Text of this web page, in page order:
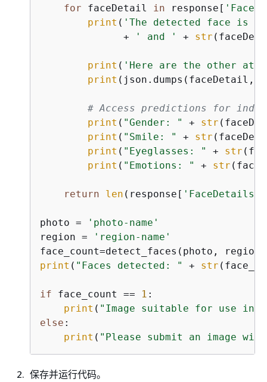
for faceDetail in response[
print ( 'The detected face is
              +
' and ' + str
print ( 'Here are the other
print (json.dumps(faceDetail,
# Access predictions for
print ( "Gender: " + str
print ( "Smile: " + str
print ( "Eyeglasses: " + str
print ( "Emotions: " + str
return len (response[ 'FaceDetails'
photo =
'photo-name'
region =
'region-name'
print ( "Faces detected: " + str
if face_count == 1 :
print ( "Image suitable for use in
else :
print ( "Please submit an image
保存并运行代码。